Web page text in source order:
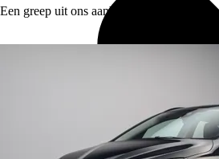
Een greep uit ons aanbod